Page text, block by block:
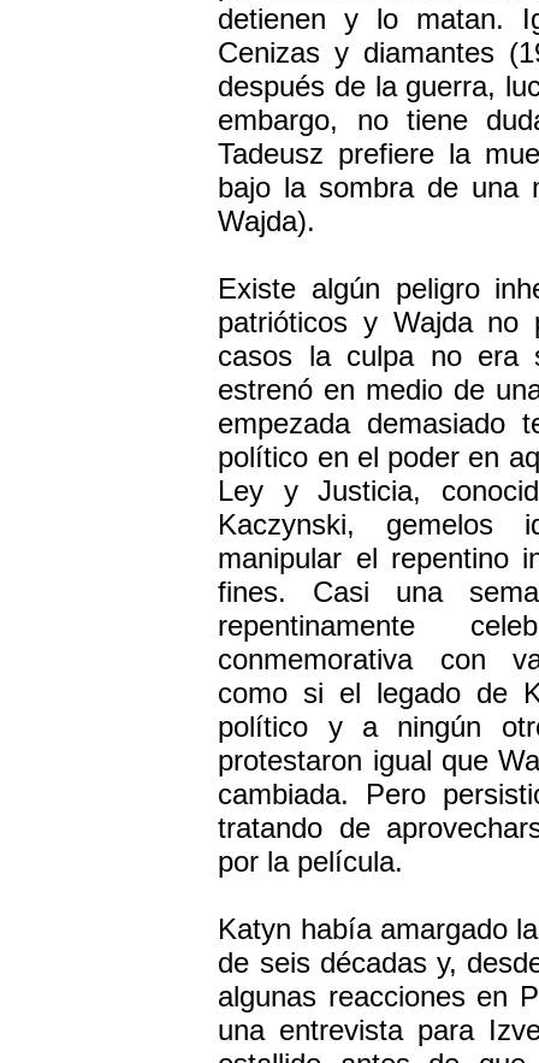
detienen y lo matan.
Cenizas y diamantes
después de la guerra,
embargo, no tiene
Tadeusz prefiere la
bajo la sombra de una
Wajda).
Existe algún peligro
patrióticos y Wajda no
casos la culpa no era
estrenó en medio de
empezada demasiado
político en el poder en
Ley y Justicia,
Kaczynski, gemelos
manipular el repentino
fines. Casi una
repentinamente
conmemorativa con
como si el legado de
político y a ningún
protestaron igual que
cambiada. Pero
tratando de
por la película.
Katyn había amargado
de seis décadas y,
algunas reacciones en
una entrevista para